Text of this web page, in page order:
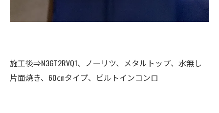
施工後⇒N3GT2RVQ1、ノーリツ、メタルトップ、水無し
片面焼き、60㎝タイプ、ビルトインコンロ